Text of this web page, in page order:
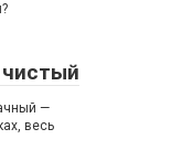
—
весь